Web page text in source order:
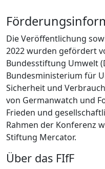
Die Veröffentlichung
2022 wurden gefördert
Bundesstiftung Umwelt
Bundesministerium für
Sicherheit und
von Germanwatch und
Frieden und
Rahmen der Konferenz
Stiftung Mercator.
Über das FIfF